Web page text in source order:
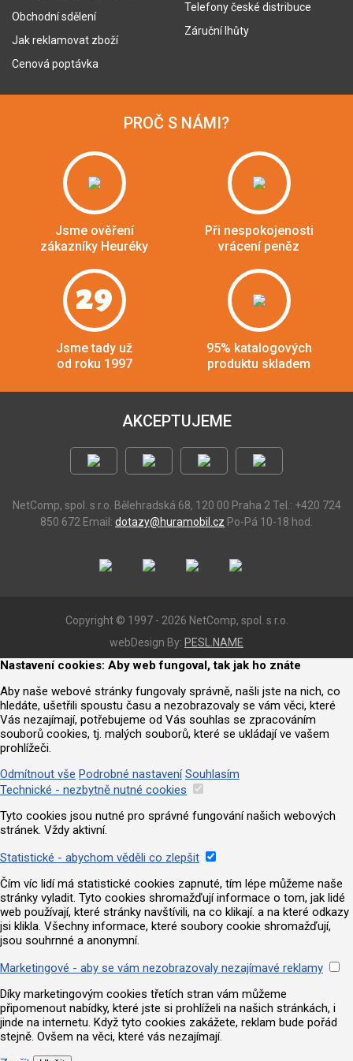
Obchodní sdělení
Jak reklamovat zboží
Cenová poptávka
Telefony české distribuce
Záruční lhůty
PROČ S NÁMI?
Jsme ověření
zákazníky Heuréky
Při nespokojenosti
vrácení peněz
29
Jsme tady už
od roku 1997
95% katalogových
produktu skladem
AKCEPTUJEME
NetComp, spol. s r.o. Bělehradská 68, 120 00 Praha 2 Tel.: +420 724
850 672 Email: dotazy@huramobil.cz Po-Pá 10-18 hod.
Copyright © 1997 - 2026 NetComp, spol. s r.o.
webDesign By: PESL.NAME
Nastavení cookies: Aby web fungoval, tak jak ho znáte
Aby naše webové stránky fungovaly správně, našli jste na nich, co
hledáte, ušetřili spoustu času a nezobrazovaly se vám věci, které
Vás nezajímají, potřebujeme od Vás souhlas se zpracováním
souborů cookies, tj. malých souborů, které se ukládají ve vašem
prohlížeči.
Odmítnout vše Podrobné nastavení Souhlasím
Technické - nezbytně nutné cookies
Tyto cookies jsou nutné pro správné fungování našich webových
stránek. Vždy aktivní.
Statistické - abychom věděli co zlepšit
Čím víc lidí má statistické cookies zapnuté, tím lépe můžeme naše
stránky vyladit. Tyto cookies shromažďují informace o tom, jak lidé
web používají, které stránky navštívili, na co klikají. a na které odkazy
jsi klikla. Všechny informace, které soubory cookie shromažďují,
jsou souhrnné a anonymní.
Marketingové - aby se vám nezobrazovaly nezajímavé reklamy
Díky marketingovým cookies třetích stran vám můžeme
připomenout nabídky, které jste si prohlíželi na našich stránkách, i
jinde na internetu. Když tyto cookies zakážete, reklam bude pořád
stejně. Ovšem na věci, které vás nezajímají.